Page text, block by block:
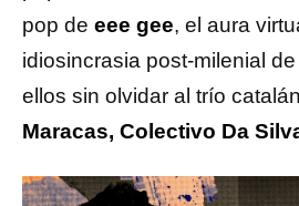
pop de eee gee, el aura
idiosincrasia post-milenial de
ellos sin olvidar al trío catalán
Maracas, Colectivo Da